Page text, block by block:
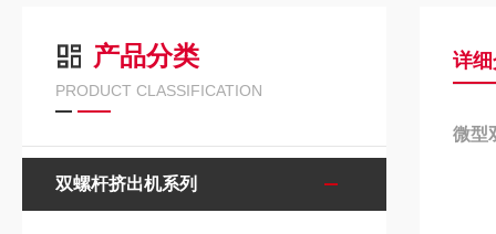
产品分类
PRODUCT CLASSIFICATION
双螺杆挤出机系列
详
微型